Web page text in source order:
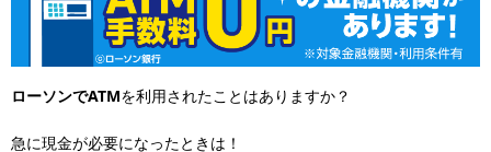
ローソンでATMを利用されたことはありますか？
急に現金が必要になったときは！